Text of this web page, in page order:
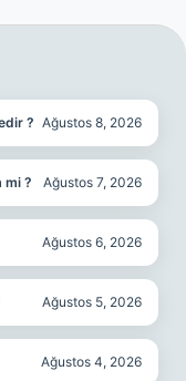
? Ağustos 8, 2026
mi ? Ağustos 7, 2026
Ağustos 6, 2026
Ağustos 5, 2026
Ağustos 4, 2026